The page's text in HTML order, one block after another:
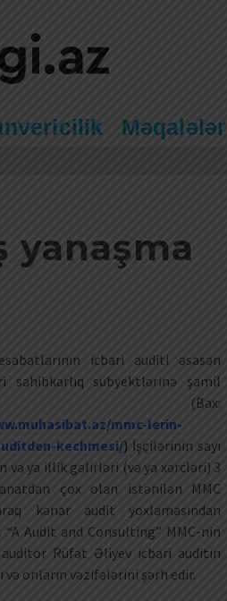
Məqalələr
yanaşma
icbari auditi əsasən
subyektlərinə şamil
(Bax:
mmc-lerin-
kechmesi/) İşçilərinin sayı
və ya illik gəlirləri (və ya xərcləri) 3
çox olan istənilən MMC
kənar audit yoxlamasından
“A Audit and Consulting” MMC-nin
Rüfət Əliyev icbari auditin
onların vəzifələrini şərh edir.